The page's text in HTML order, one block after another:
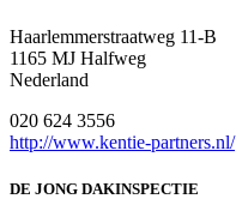
Haarlemmerstraatweg 11-B
1165 MJ Halfweg
Nederland
020 624 3556
http://www.kentie-partners.nl/
DE JONG DAKINSPECTIE